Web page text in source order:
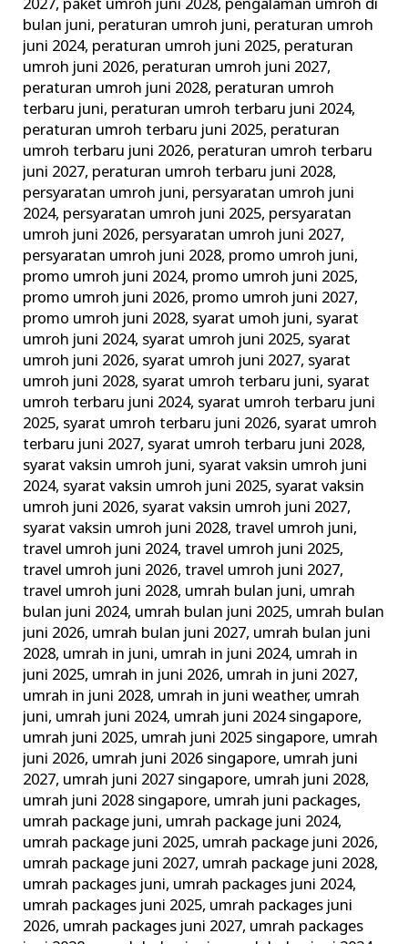
2027, paket umroh juni 2028, pengalaman umroh di
bulan juni, peraturan umroh juni, peraturan umroh
juni 2024, peraturan umroh juni 2025, peraturan
umroh juni 2026, peraturan umroh juni 2027,
peraturan umroh juni 2028, peraturan umroh
terbaru juni, peraturan umroh terbaru juni 2024,
peraturan umroh terbaru juni 2025, peraturan
umroh terbaru juni 2026, peraturan umroh terbaru
juni 2027, peraturan umroh terbaru juni 2028,
persyaratan umroh juni, persyaratan umroh juni
2024, persyaratan umroh juni 2025, persyaratan
umroh juni 2026, persyaratan umroh juni 2027,
persyaratan umroh juni 2028, promo umroh juni,
promo umroh juni 2024, promo umroh juni 2025,
promo umroh juni 2026, promo umroh juni 2027,
promo umroh juni 2028, syarat umoh juni, syarat
umroh juni 2024, syarat umroh juni 2025, syarat
umroh juni 2026, syarat umroh juni 2027, syarat
umroh juni 2028, syarat umroh terbaru juni, syarat
umroh terbaru juni 2024, syarat umroh terbaru juni
2025, syarat umroh terbaru juni 2026, syarat umroh
terbaru juni 2027, syarat umroh terbaru juni 2028,
syarat vaksin umroh juni, syarat vaksin umroh juni
2024, syarat vaksin umroh juni 2025, syarat vaksin
umroh juni 2026, syarat vaksin umroh juni 2027,
syarat vaksin umroh juni 2028,travel umroh juni,
travel umroh juni 2024,travel umroh juni 2025,
travel umroh juni 2026,travel umroh juni 2027,
travel umroh juni 2028, umrah bulan juni, umrah
bulan juni 2024, umrah bulan juni 2025, umrah bulan
juni 2026, umrah bulan juni 2027, umrah bulan juni
2028, umrah in juni, umrah in juni 2024, umrah in
juni 2025, umrah in juni 2026, umrah in juni 2027,
umrah in juni 2028, umrah in juni weather, umrah
juni, umrah juni 2024, umrah juni 2024 singapore,
umrah juni 2025, umrah juni 2025 singapore, umrah
juni 2026, umrah juni 2026 singapore, umrah juni
2027, umrah juni 2027 singapore, umrah juni 2028,
umrah juni 2028 singapore, umrah juni packages,
umrah package juni, umrah package juni 2024,
umrah package juni 2025, umrah package juni 2026,
umrah package juni 2027, umrah package juni 2028,
umrah packages juni, umrah packages juni 2024,
umrah packages juni 2025, umrah packages juni
2026, umrah packages juni 2027, umrah packages